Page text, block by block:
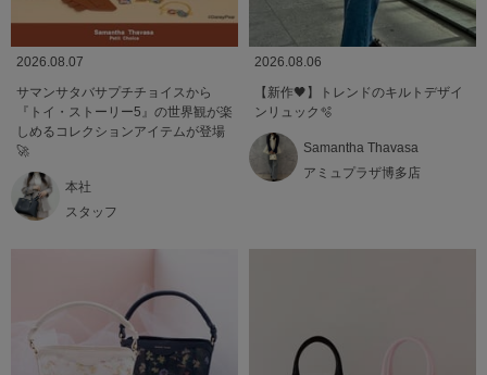
2026.08.07
サマンサタバサプチチョイスから
『トイ・ストーリー5』の世界観が楽
しめるコレクションアイテムが登場
🚀
本社
スタッフ
2026.08.06
【新作🖤】トレンドのキルトデザイ
ンリュック🫧
Samantha Thavasa
アミュプラザ博多店